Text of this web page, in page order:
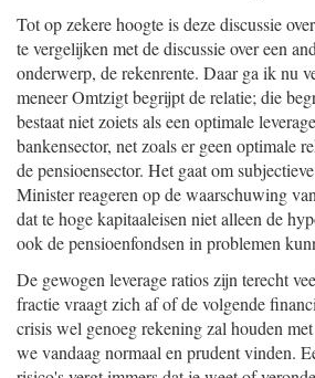
Tot op zekere hoogte is deze discussie
te vergelijken met de discussie over een
onderwerp, de rekenrente. Daar ga ik nu
meneer Omtzigt begrijpt de relatie; die
bestaat niet zoiets als een optimale
bankensector, net zoals er geen optimale
de pensioensector. Het gaat om
Minister reageren op de waarschuwing
dat te hoge kapitaaleisen niet alleen de
ook de pensioenfondsen in problemen
De gewogen leverage ratios zijn terecht
fractie vraagt zich af of de volgende
crisis wel genoeg rekening zal houden
we vandaag normaal en prudent vinden.